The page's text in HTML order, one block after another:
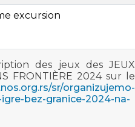
excursion
des jeux des JEUX
FRONTIÈRE 2024 sur le
sr/organizujemo-
bez-granice-2024-na-